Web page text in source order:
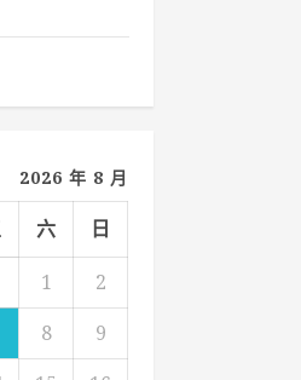
2026 年 8 月
六
日
1
2
8
9